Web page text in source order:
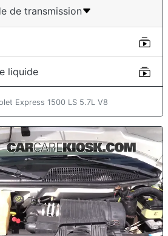
de transmission
liquide
Express 1500 LS 5.7L V8